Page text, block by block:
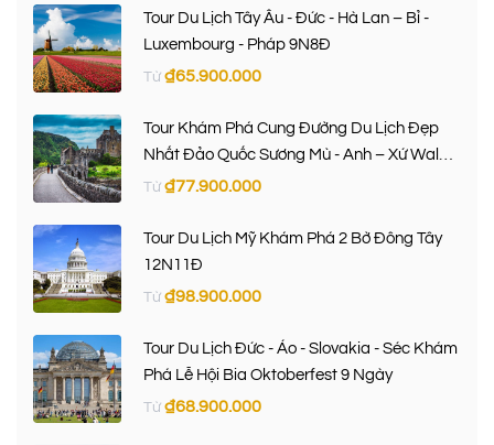
Tour Du Lịch Tây Âu - Đức - Hà Lan – Bỉ -
Luxembourg - Pháp 9N8Đ
Từ ₫65.900.000
Tour Khám Phá Cung Đường Du Lịch Đẹp
Nhất Đảo Quốc Sương Mù - Anh – Xứ Wales
– Scotland 9 Ngày 8 Đêm
Từ ₫77.900.000
Tour Du Lịch Mỹ Khám Phá 2 Bờ Đông Tây
12N11Đ
Từ ₫98.900.000
Tour Du Lịch Đức - Áo - Slovakia - Séc Khám
Phá Lễ Hội Bia Oktoberfest 9 Ngày
Từ ₫68.900.000